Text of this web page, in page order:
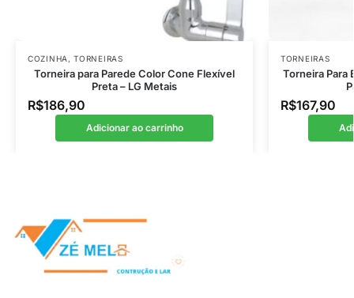
COZINHA ,TORNEIRAS
Torneira para Parede Color Cone Flexível
Preta – LG Metais
R$186,90
Adicionar ao carrinho
TORNEIRAS
Torneira Para
R$167,90